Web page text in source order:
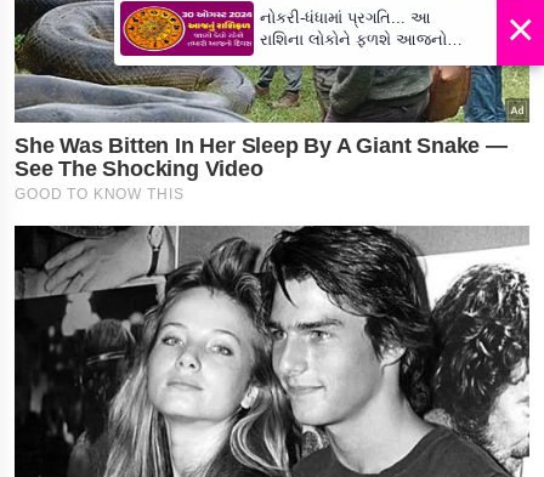
×
નોકરી-ધંધામાં પ્રગતિ... આ
રાશિના લોકોને ફળશે આજનો